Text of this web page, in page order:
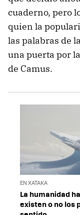
cuaderno, pero
quien la
las palabras de
una puerta por
de Camus.
EN XATAKA
La humanidad
existen o no los